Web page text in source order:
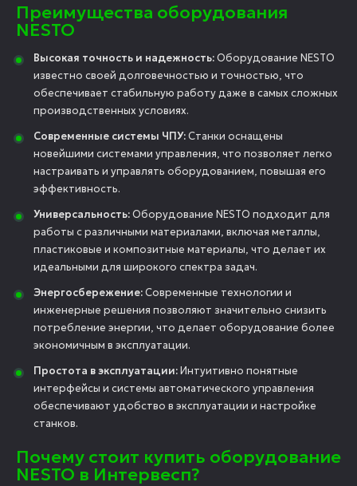
Преимущества оборудования
NESTO
Высокая точность и надежность:Оборудование NESTO
известно своей долговечностью и точностью, что
обеспечивает стабильную работу даже в самых сложных
производственных условиях.
Современные системы ЧПУ:Станки оснащены
новейшими системами управления, что позволяет легко
настраивать и управлять оборудованием, повышая его
эффективность.
Универсальность:Oборудование NESTO подходит для
работы с различными материалами, включая металлы,
пластиковые и композитные материалы, что делает их
идеальными для широкого спектра задач.
Энергосбережение:Современные технологии и
инженерные решения позволяют значительно снизить
потребление энергии, что делает оборудование более
экономичным в эксплуатации.
Простота в эксплуатации:Интуитивно понятные
интерфейсы и системы автоматического управления
обеспечивают удобство в эксплуатации и настройке
станков.
Почему стоит купить оборудование
NESTO в Интервесп?